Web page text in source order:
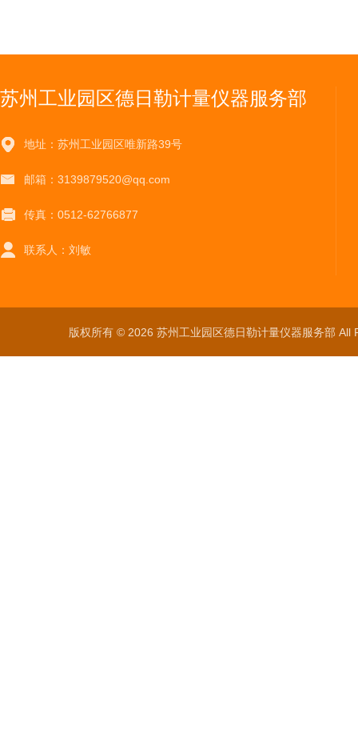
苏州工业园区德日勒计量仪器服务部
地址：苏州工业园区唯新路39号
邮箱：3139879520@qq.com
传真：0512-62766877
联系人：刘敏
版权所有 © 2026 苏州工业园区德日勒计量仪器服务部